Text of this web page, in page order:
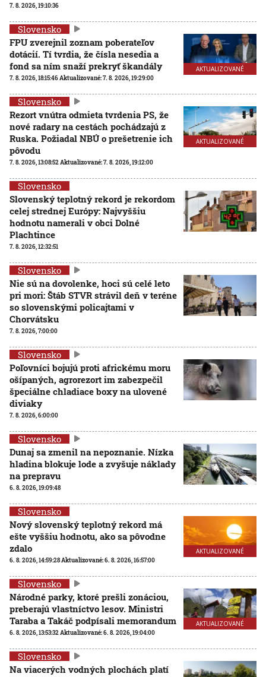
7. 8. 2026, 19:10:36
AKTUALIZOVANÉ
Slovensko
FPU zverejnil zoznam poberateľov
dotácií. Tí tvrdia, že čísla nesedia a
fond sa ním snaží prekryť škandály
7. 8. 2026, 18:15:46 Aktualizované:7. 8. 2026, 19:29:00
AKTUALIZOVANÉ
Slovensko
Rezort vnútra odmieta tvrdenia PS, že
nové radary na cestách pochádzajú z
Ruska. Požiadal NBÚ o prešetrenie ich
pôvodu
7. 8. 2026, 13:08:52 Aktualizované:7. 8. 2026, 19:12:00
Slovensko
Slovenský teplotný rekord je rekordom
celej strednej Európy: Najvyššiu
hodnotu namerali v obci Dolné
Plachtince
7. 8. 2026, 12:32:51
Slovensko
Nie sú na dovolenke, hoci sú celé leto
pri mori: Štáb STVR strávil deň v teréne
so slovenskými policajtami v
Chorvátsku
7. 8. 2026, 7:00:00
Slovensko
Poľovníci bojujú proti africkému moru
ošípaných, agrorezort im zabezpečil
špeciálne chladiace boxy na ulovené
diviaky
7. 8. 2026, 6:00:00
Slovensko
Dunaj sa zmenil na nepoznanie. Nízka
hladina blokuje lode a zvyšuje náklady
na prepravu
6. 8. 2026, 19:09:48
AKTUALIZOVANÉ
Slovensko
Nový slovenský teplotný rekord má
ešte vyššiu hodnotu, ako sa pôvodne
zdalo
6. 8. 2026, 14:59:28 Aktualizované:6. 8. 2026, 16:57:00
AKTUALIZOVANÉ
Slovensko
Národné parky, ktoré prešli zonáciou,
preberajú vlastníctvo lesov. Ministri
Taraba a Takáč podpísali memorandum
6. 8. 2026, 13:53:32 Aktualizované:6. 8. 2026, 19:04:00
Slovensko
Na viacerých vodných plochách platí